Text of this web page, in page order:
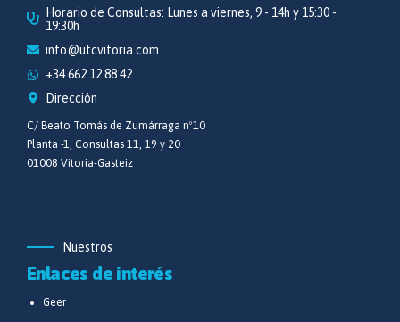
Horario de Consultas: Lunes a viernes, 9 - 14h y 15:30 -
19:30h
info@utcvitoria.com
+34 662 12 88 42
Dirección
C/ Beato Tomás de Zumárraga nº10
Planta -1, Consultas 11, 19 y 20
01008 Vitoria-Gasteiz
Nuestros
Enlaces de interés
Geer